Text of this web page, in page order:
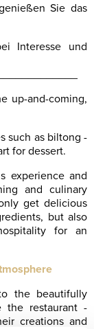
Sie das
Interesse und
up-and-coming,
such as biltong -
for dessert.
experience and
and culinary
get delicious
but also
for an
the beautifully
the restaurant -
creations and